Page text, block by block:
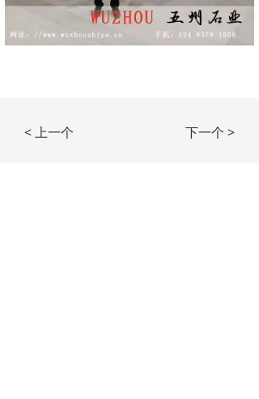
下一个 >
< 上一个